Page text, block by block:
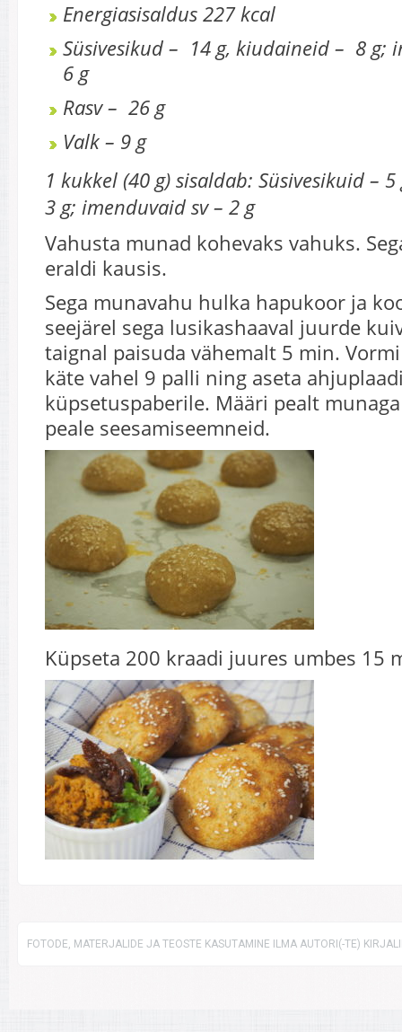
Energiasisaldus 227 kcal
Süsivesikud – 14 g, kiudaineid – 8 g;
6 g
Rasv – 26 g
Valk – 9 g
1 kukkel (40 g) sisaldab: Süsivesikuid –
3 g; imenduvaid sv – 2 g
Vahusta munad kohevaks vahuks.
eraldi kausis.
Sega munavahu hulka hapukoor ja
seejärel sega lusikashaaval juurde
taignal paisuda vähemalt 5 min.
käte vahel 9 palli ning aseta
küpsetuspaberile. Määri pealt
peale seesamiseemneid.
Küpseta 200 kraadi juures umbes 15
FOTODE, MATERJALIDE JA TEOSTE KASUTAMINE ILMA AUTORI(-TE)